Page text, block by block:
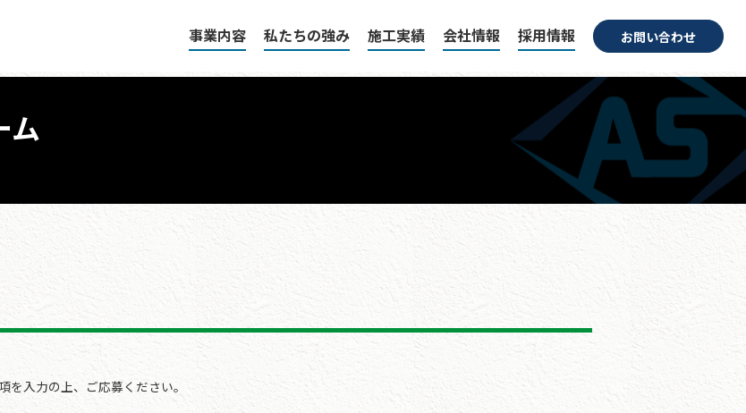
事業内容 私たちの強み 施工実績 会社情報 採用情報 お問い合わせ
ム
入力の上、ご応募ください。